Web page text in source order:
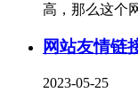
高，那么这个
网站友情链
2023-05-25
1 不要